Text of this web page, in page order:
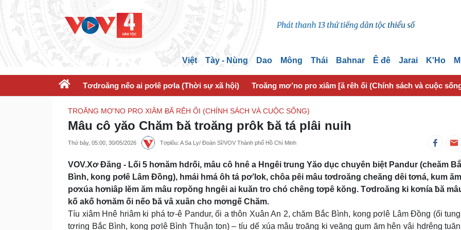
Việt Tày - Nùng Dao Mông Thái Bahnar Ê đê Jarai K'Ho
Tơdroăng nếo ai pơlê pơla (Thời sự xã hội) Troăng mơ’no pro xiâm [ă rêh ối (Chính sách và cuộc
TROĂNG MƠ’NO PRO XIÂM ɃĂ RÊH ỐI (CHÍNH SÁCH VÀ CUỘC SỐNG)
Mâu cô yăo Chăm ƀă troăng prôk ƀă tá plâi nuih
Thứ bảy, 05:00, 30/05/2026 Tơplôu: A Sa Ly/ Đoàn Sĩ/VOV Thành phố Hồ Chí Minh
VOV.Xơ Đăng - Lối 5 hơnăm hdrối, mâu cô hnê a Hngêi trung Yăo dục chuyên biệt Pandur (cheăm
Bình, kong pơlê Lâm Đồng), hmái hmá ôh tá pơ’lok, chôa pêi mâu tơdroăng cheăng dêi tơná, kum ăm
pơxúa hơniâp lĕm ăm mâu rơpŏng hngêi ai kuăn tro chó chêng tơpê kŏng. Tơdroăng ki kơnía ƀă
kố akố hơnăm ối nếo ƀă vâ xuân cho mơngế Chăm.
Tíu xiâm Hnê hriâm ki phá tơ-ê Pandur, ối a thôn Xuân An 2, chăm Bắc Bình, kong pơlê Lâm Đồng (ối
tơring Bắc Bình, kong pơlê Bình Thuận ton) – tíu dế xúa mâu troăng ki veăng gum ăm hên vâi hdrêng